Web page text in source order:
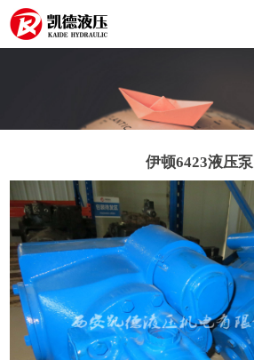
伊顿6423液压泵